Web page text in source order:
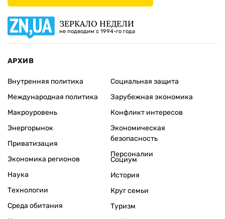
ЗЕРКАЛО НЕДЕЛИ
не подводим с 1994-го года
АРХИВ
Внутренняя политика
Международная политика
Макроуровень
Энергорынок
Приватизация
Экономика регионов
Социальная защита
Зарубежная экономика
Конфликт интересов
Экономическая
безопасность
Персоналии
Наука
Технологии
Среда обитания
Социум
История
Круг семьи
Туризм